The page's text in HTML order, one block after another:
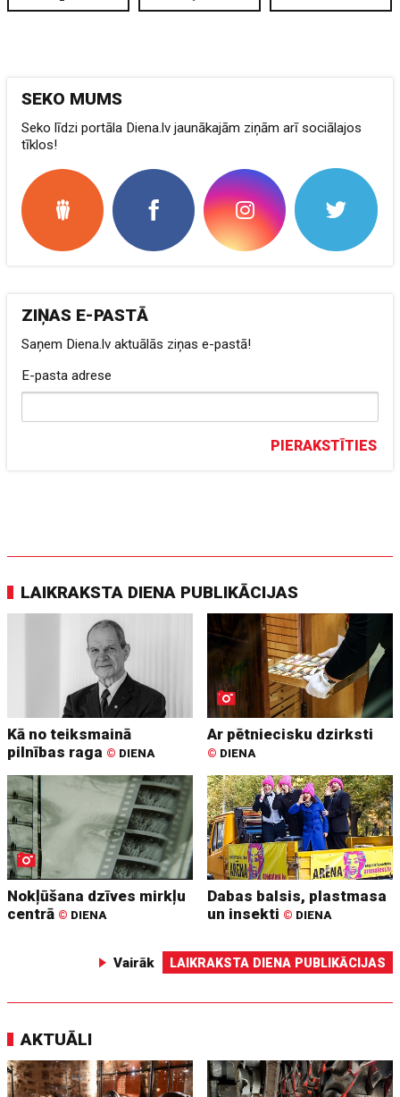
SEKO MUMS
Seko līdzi portāla Diena.lv jaunākajām ziņām arī sociālajos
tīklos!
ZIŅAS E-PASTĀ
Saņem Diena.lv aktuālās ziņas e-pastā!
E-pasta adrese
PIERAKSTĪTIES
LAIKRAKSTA DIENA PUBLIKĀCIJAS
Kā no teiksmainā
pilnības raga © DIENA
Ar pētniecisku dzirksti
© DIENA
Nokļūšana dzīves mirkļu
centrā © DIENA
Dabas balsis, plastmasa
un insekti © DIENA
Vairāk LAIKRAKSTA DIENA PUBLIKĀCIJAS
AKTUĀLI